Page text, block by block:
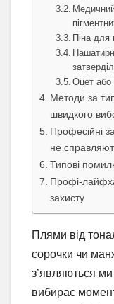
Піна для
Оцет або
Методи за
швидкого
Професійні
не
Типові
Профі-
захисту
Плями від
сорочки чи
з’являються
вибирає